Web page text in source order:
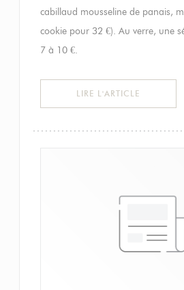
cabillaud mousseline de panais,
cookie pour 32 €). Au verre, une
7 à 10 €.
LIRE L'ARTICLE